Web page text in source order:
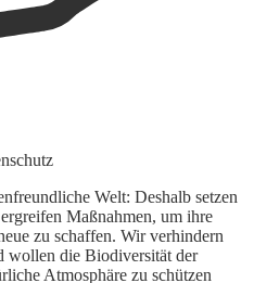
Welt: Deshalb setzen
Maßnahmen, um ihre
zu schaffen. Wir verhindern
wollen die Biodiversität der
Atmosphäre zu schützen